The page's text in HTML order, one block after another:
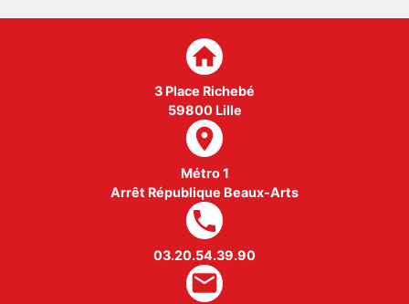
home
3 Place Richebé
59800 Lille
room
Métro 1
Arrêt République Beaux-Arts
local_phone
03.20.54.39.90
mail